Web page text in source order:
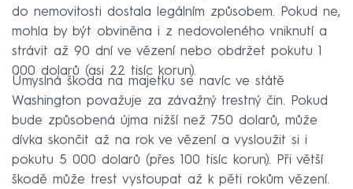
do nemovitosti dostala legálním způsobem. Pokud ne,
mohla by být obviněna i z nedovoleného vniknutí a
strávit až 90 dní ve vězení nebo obdržet pokutu 1
000 dolarů (asi 22 tisíc korun).
Úmyslná škoda na majetku se navíc ve státě
Washington považuje za závažný trestný čin. Pokud
bude způsobená újma nižší než 750 dolarů, může
dívka skončit až na rok ve vězení a vysloužit si i
pokutu 5 000 dolarů (přes 100 tisíc korun). Při větší
škodě může trest vystoupat až k pěti rokům vězení.